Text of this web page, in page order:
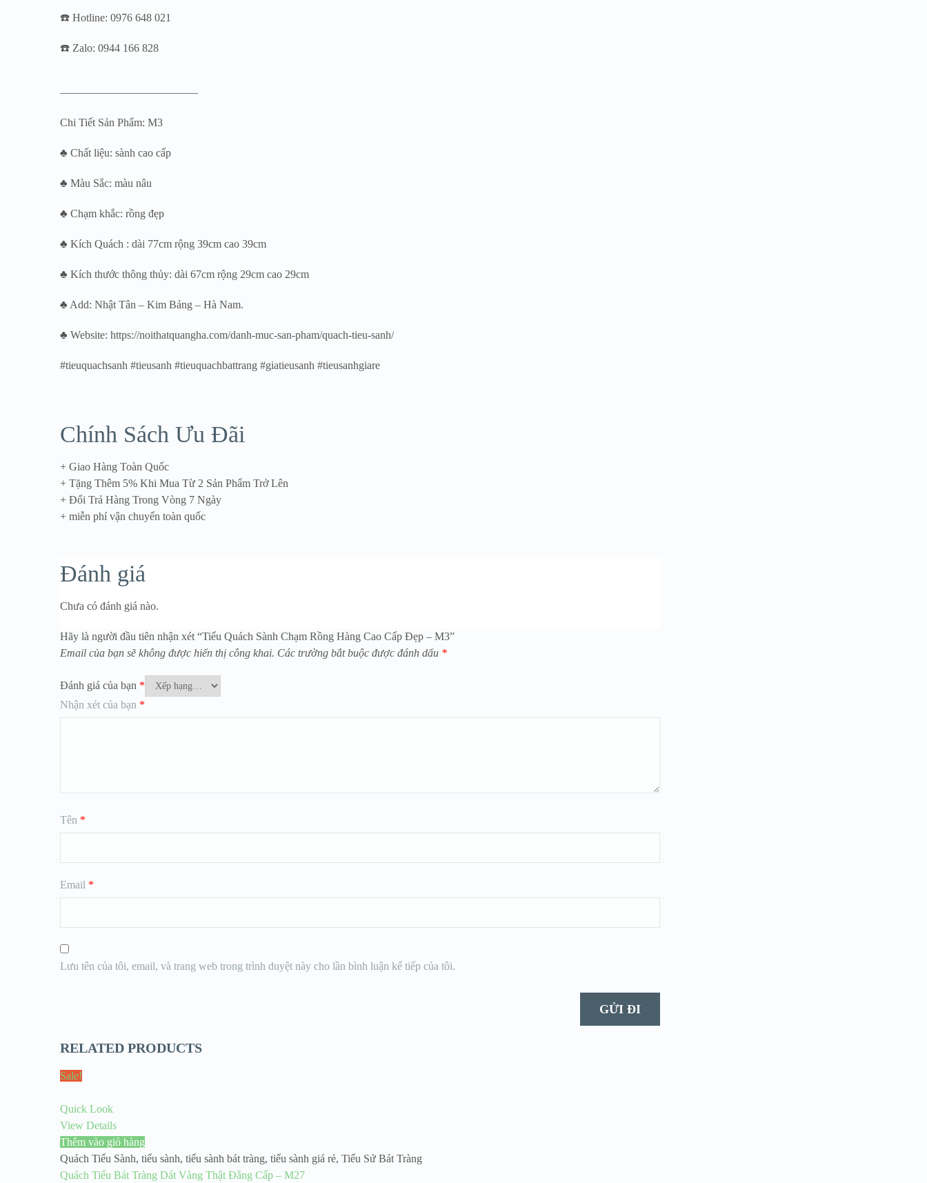
☎️ Hotline: 0976 648 021
☎️ Zalo: 0944 166 828
————————————–
Chi Tiết Sản Phẩm: M3
♣ Chất liệu: sành cao cấp
♣ Màu Sắc: màu nâu
♣ Chạm khắc: rồng đẹp
♣ Kích Quách : dài 77cm rộng 39cm cao 39cm
♣ Kích thước thông thủy: dài 67cm rộng 29cm cao 29cm
♣ Add: Nhật Tân – Kim Bảng – Hà Nam.
♣ Website: https://noithatquangha.com/danh-muc-san-pham/quach-tieu-sanh/
#tieuquachsanh #tieusanh #tieuquachbattrang #giatieusanh #tieusanhgiare
Chính Sách Ưu Đãi
+ Giao Hàng Toàn Quốc
+ Tặng Thêm 5% Khi Mua Từ 2 Sản Phẩm Trở Lên
+ Đổi Trả Hàng Trong Vòng 7 Ngày
+ miễn phí vận chuyển toàn quốc
Đánh giá
Chưa có đánh giá nào.
Hãy là người đầu tiên nhận xét “Tiểu Quách Sành Chạm Rồng Hàng Cao Cấp Đẹp – M3”
Email của bạn sẽ không được hiển thị công khai. Các trường bắt buộc được đánh dấu *
Đánh giá của bạn *
Nhận xét của bạn *
Tên *
Email *
Lưu tên của tôi, email, và trang web trong trình duyệt này cho lần bình luận kế tiếp của tôi.
RELATED PRODUCTS
Sale!
Quick Look
View Details
Thêm vào giỏ hàng
Quách Tiểu Sành, tiểu sành, tiểu sành bát tràng, tiểu sành giá rẻ, Tiểu Sứ Bát Tràng
Quách Tiểu Bát Tràng Dát Vàng Thật Đẳng Cấp – M27